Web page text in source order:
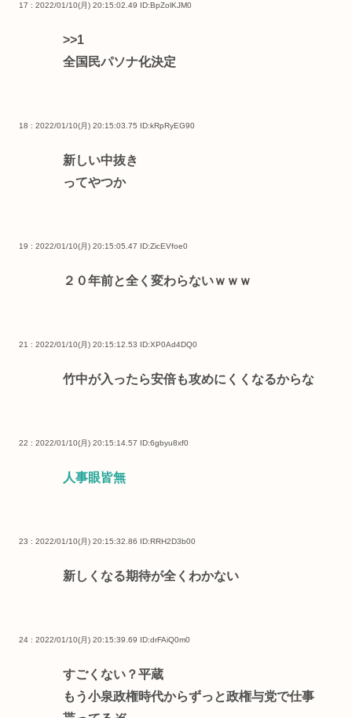
17 : 2022/01/10(月) 20:15:02.49 ID:BpZolKJM0
>>1
全国民パソナ化決定
18 : 2022/01/10(月) 20:15:03.75 ID:kRpRyEG90
新しい中抜き
ってやつか
19 : 2022/01/10(月) 20:15:05.47 ID:ZicEVfoe0
２０年前と全く変わらないｗｗｗ
21 : 2022/01/10(月) 20:15:12.53 ID:XP0Ad4DQ0
竹中が入ったら安倍も攻めにくくなるからな
22 : 2022/01/10(月) 20:15:14.57 ID:6gbyu8xf0
人事眼皆無
23 : 2022/01/10(月) 20:15:32.86 ID:RRH2D3b00
新しくなる期待が全くわかない
24 : 2022/01/10(月) 20:15:39.69 ID:drFAiQ0m0
すごくない？平蔵
もう小泉政権時代からずっと政権与党で仕事